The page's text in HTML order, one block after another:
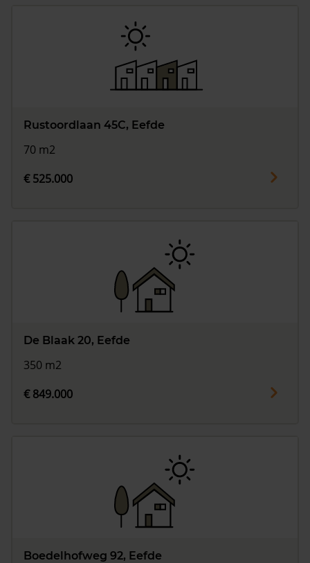
Rustoordlaan 45C, Eefde
70 m2
€ 525.000
De Blaak 20, Eefde
350 m2
€ 849.000
Boedelhofweg 92, Eefde